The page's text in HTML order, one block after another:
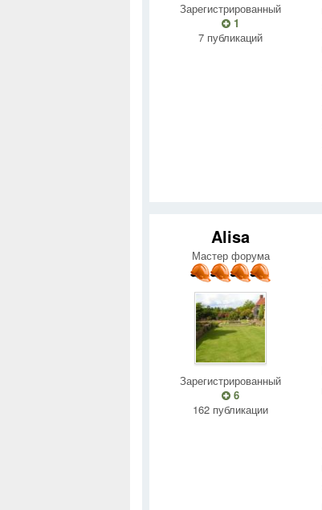
Зарегистрированный
1
7 публикаций
Alisa
Мастер форума
Зарегистрированный
6
162 публикации